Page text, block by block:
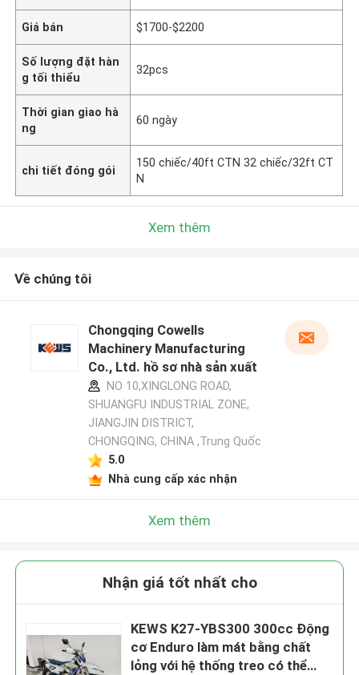
Giá bán $1700-$2200
Số lượng đặt hàn
g tối thiểu
32pcs
Thời gian giao hà
ng
60 ngày
chi tiết đóng gói
150 chiếc/40ft​ CTN 32 chiếc/32ft ​CT
N ​
Xem thêm
Về chúng tôi
Chongqing Cowells
Machinery Manufacturing
Co., Ltd. hồ sơ nhà sản xuất
NO 10,XINGLONG ROAD,
SHUANGFU INDUSTRIAL ZONE,
JIANGJIN DISTRICT,
CHONGQING, CHINA ,Trung Quốc
5.0
Nhà cung cấp xác nhận
Xem thêm
Nhận giá tốt nhất cho
KEWS K27-YBS300 300cc Động
cơ Enduro làm mát bằng chất
lỏng với hệ thống treo có thể